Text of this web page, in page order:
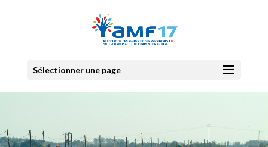
Sélectionner une page